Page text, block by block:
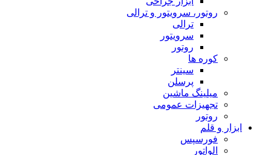
روتور، سرویتور و ترالی
ترالی
سرویتور
روتور
کوره ها
سینتر
پرسلن
میلینگ ماشین
تجهیزات عمومی
روتور
ابزار و قلم
فورسپس
الواتور